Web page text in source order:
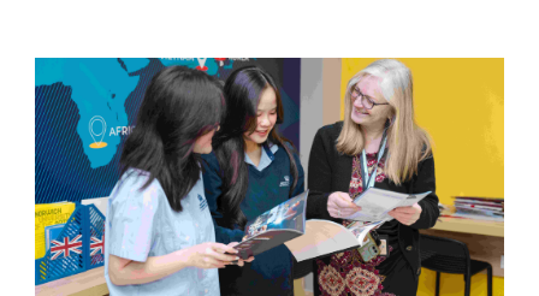
News image